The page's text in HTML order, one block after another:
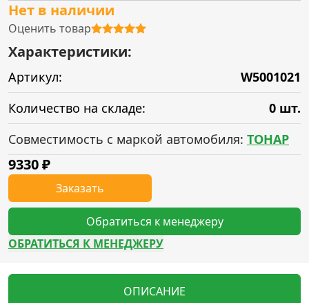
Нет в наличии
Оценить товар
Характеристики:
Артикул:
W5001021
Количество на складе:
0 шт.
Совместимость с маркой автомобиля: ТОНАР
9330₽
Заказать
Обратиться к менеджеру
ОБРАТИТЬСЯ К МЕНЕДЖЕРУ
ОПИСАНИЕ